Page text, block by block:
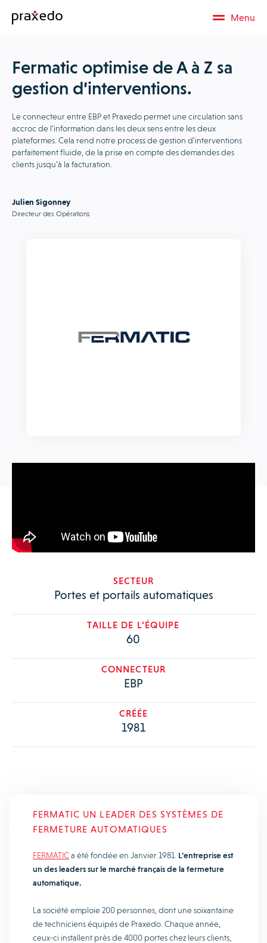
Menu
Fermatic optimise de A à Z sa
gestion d’interventions.
Le connecteur entre EBP et Praxedo permet une circulation sans
accroc de l’information dans les deux sens entre les deux
plateformes. Cela rend notre process de gestion d’interventions
parfaitement fluide, de la prise en compte des demandes des
clients jusqu’à la facturation.
Julien Sigonney
Directeur des Opérations
SECTEUR
Portes et portails automatiques
TAILLE DE L’ÉQUIPE
60
CONNECTEUR
EBP
CRÉÉE
1981
FERMATIC UN LEADER DES SYSTÈMES DE
FERMETURE AUTOMATIQUES
FERMATICa été fondée en Janvier 1981. L’entreprise est
un des leaders sur le marché français de la fermeture
automatique.
La société emploie 200 personnes, dont une soixantaine
de techniciens équipés de Praxedo. Chaque année,
ceux-ci installent près de 4000 portes chez leurs clients,